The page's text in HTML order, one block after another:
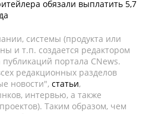
обязали выплатить 5,7
системы (продукта или
и т.п. создается редактором
портала CNews.
редакционных разделов
новости", статьи,
интервью, а также
Таким образом, чем